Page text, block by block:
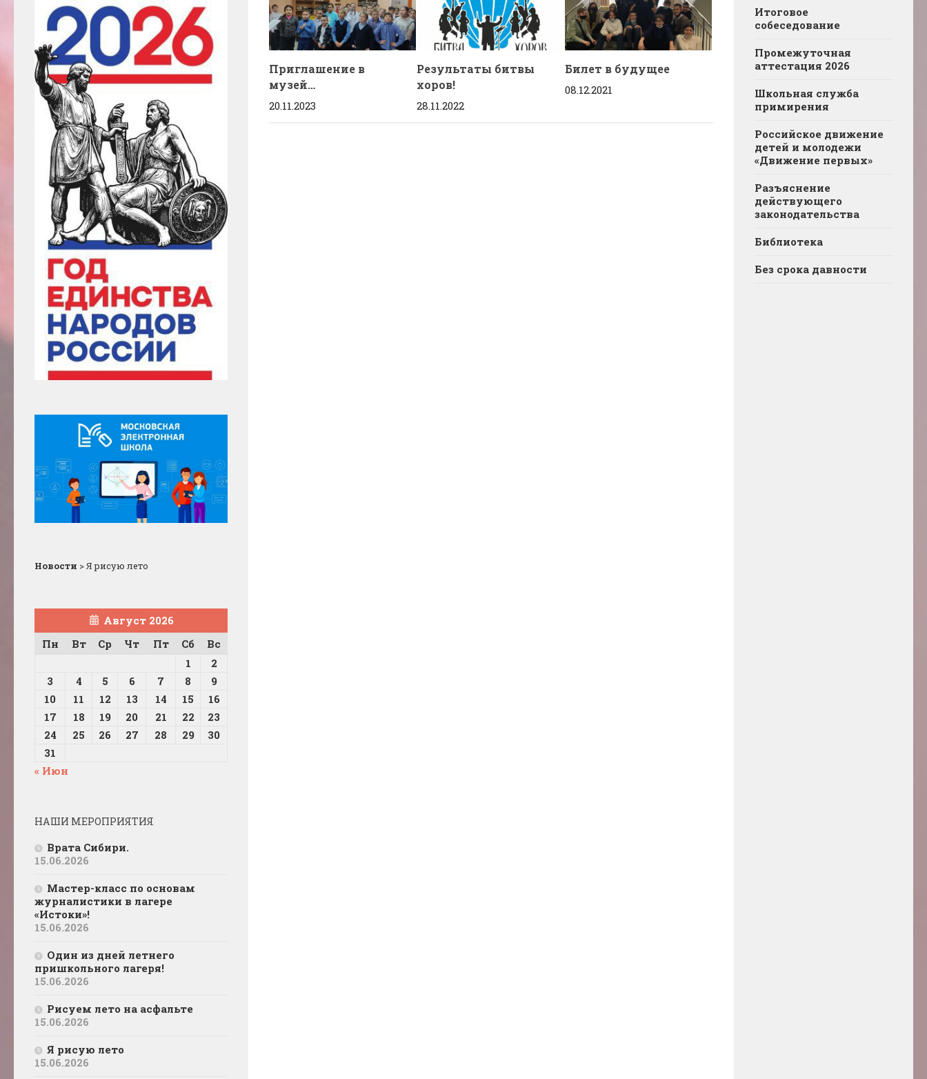
Приглашение в
музей…
20.11.2023
Результаты битвы
хоров!
28.11.2022
Билет в будущее
08.12.2021
Новости >Я рисую лето
Август 2026
Пн
Вт Ср Чт Пт Сб
Вс
1
2
3
4 5 6 7 8
9
10
11 12 13 14 15
16
17
18 19 20 21 22
23
24
25 26 27 28 29
30
31
« Июн
НАШИ МЕРОПРИЯТИЯ
Врата Сибири.
15.06.2026
Мастер-класс по основам
журналистики в лагере
«Истоки»!
15.06.2026
Один из дней летнего
пришкольного лагеря!
15.06.2026
Рисуем лето на асфальте
15.06.2026
Я рисую лето
15.06.2026
Итоговое
собеседование
Промежуточная
аттестация 2026
Школьная служба
примирения
Российское движение
детей и молодежи
«Движение первых»
Разъяснение
действующего
законодательства
Библиотека
Без срока давности